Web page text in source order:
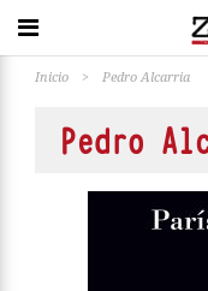
Inicio > Pedro Alcarria
Pedro